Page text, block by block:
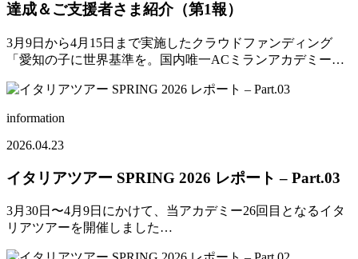
達成＆ご支援者さま紹介（第1報）
3月9日から4月15日まで実施したクラウドファンディング
「愛知の子に世界基準を。国内唯一ACミランアカデミー…
information
2026.04.23
イタリアツアー SPRING 2026 レポート – Part.03
3月30日〜4月9日にかけて、当アカデミー26回目となるイタ
リアツアーを開催しました…